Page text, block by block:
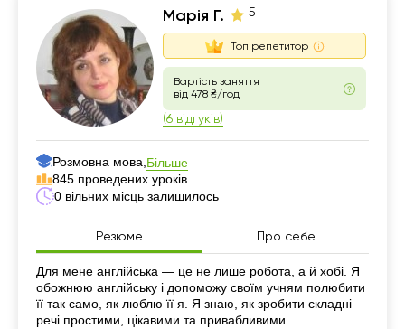
Марія Г. 5
Топ репетитор
Вартість заняття
від 478 ₴/год
(6 відгуків)
Розмовна мова, Більше
845 проведених уроків
0 вільних місць залишилось
Резюме Про себе
Резюме
Для мене англійська — це не лише робота, а й хобі. Я
обожнюю англійську і допоможу своїм учням полюбити
її так само, як люблю її я. Я знаю, як зробити складні
речі простими, цікавими та привабливими